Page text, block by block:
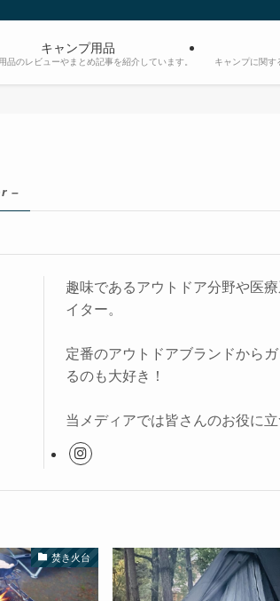
キャンプ用品
品のレビューやまとめ記事を紹介しています。 キャンプに関す
–
趣味であるアウトドア分野や医
イター。
定番のアウトドアブランドから
るのも大好き！
当メディアでは皆さんのお役に
焚き火台